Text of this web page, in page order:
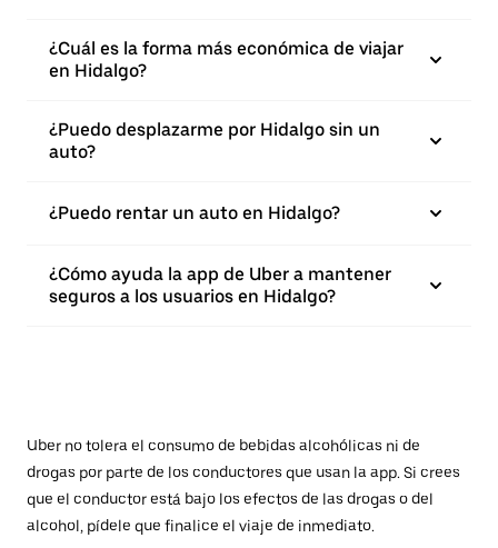
¿Cuál es la forma más económica de viajar
en Hidalgo?
¿Puedo desplazarme por Hidalgo sin un
auto?
¿Puedo rentar un auto en Hidalgo?
¿Cómo ayuda la app de Uber a mantener
seguros a los usuarios en Hidalgo?
Uber no tolera el consumo de bebidas alcohólicas ni de
drogas por parte de los conductores que usan la app. Si crees
que el conductor está bajo los efectos de las drogas o del
alcohol, pídele que finalice el viaje de inmediato.